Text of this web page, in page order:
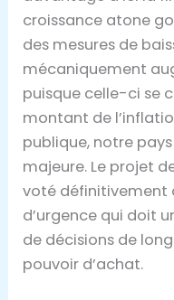
croissance atone
des mesures de
mécaniquement
puisque celle-ci se
montant de
publique, notre
majeure. Le projet
voté définitivement
d’urgence qui doit
de décisions de
pouvoir d’achat.